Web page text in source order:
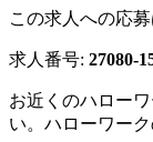
この求人への応
求人番号: 27080-
お近くのハロー
い。ハローワー